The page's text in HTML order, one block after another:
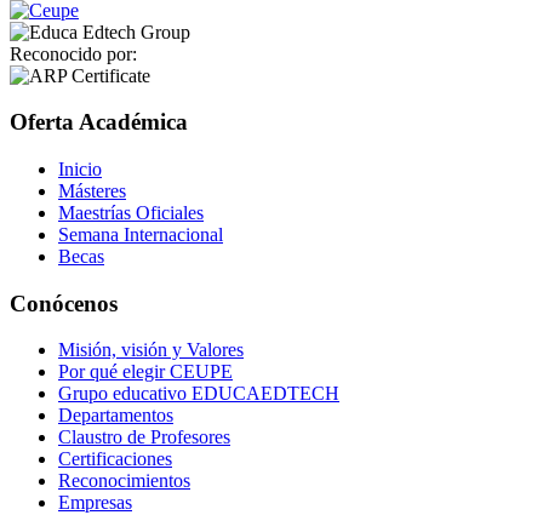
Reconocido por:
Oferta Académica
Inicio
Másteres
Maestrías Oficiales
Semana Internacional
Becas
Conócenos
Misión, visión y Valores
Por qué elegir CEUPE
Grupo educativo EDUCAEDTECH
Departamentos
Claustro de Profesores
Certificaciones
Reconocimientos
Empresas